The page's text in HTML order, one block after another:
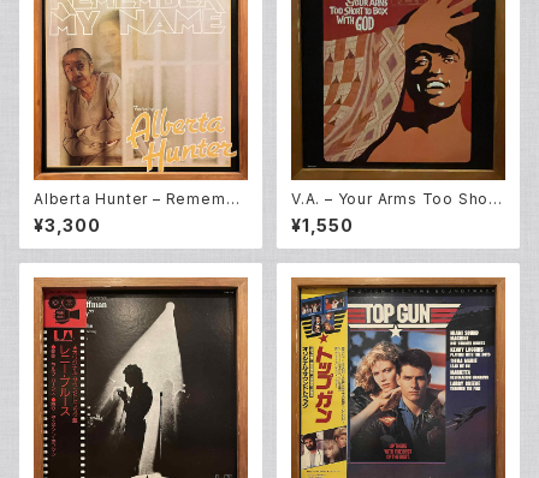
Alberta Hunter – Remembe
r My Name [O.S.T] (LP)
¥3,300
V.A. – Your Arms Too Short
To Box With God [Original
Broadway Cast] (LP)
¥1,550